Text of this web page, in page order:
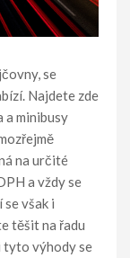
se
Najdete zde
a minibusy
na určité
a vždy se
se však i
těšit na řadu
tyto výhody se